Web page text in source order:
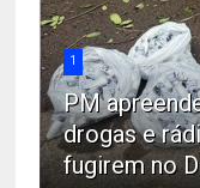
1
PM
drogas e
fugirem no